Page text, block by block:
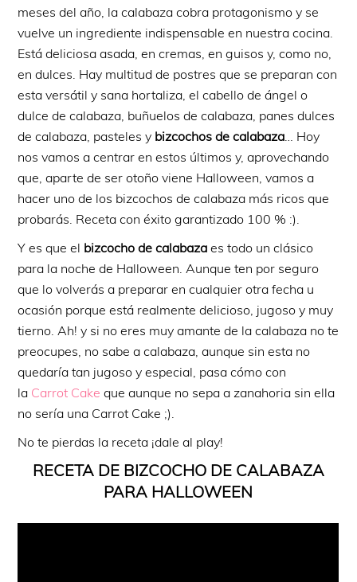
meses del año, la calabaza cobra protagonismo y se
vuelve un ingrediente indispensable en nuestra cocina.
Está deliciosa asada, en cremas, en guisos y, como no,
en dulces. Hay multitud de postres que se preparan con
esta versátil y sana hortaliza, el cabello de ángel o
dulce de calabaza, buñuelos de calabaza, panes dulces
de calabaza, pasteles y bizcochos de calabaza … Hoy
nos vamos a centrar en estos últimos y, aprovechando
que, aparte de ser otoño viene Halloween, vamos a
hacer uno de los bizcochos de calabaza más ricos que
probarás. Receta con éxito garantizado 100 % :).
Y es que el bizcocho de calabaza es todo un clásico
para la noche de Halloween. Aunque ten por seguro
que lo volverás a preparar en cualquier otra fecha u
ocasión porque está realmente delicioso, jugoso y muy
tierno. Ah! y si no eres muy amante de la calabaza no te
preocupes, no sabe a calabaza, aunque sin esta no
quedaría tan jugoso y especial, pasa cómo con
la Carrot Cake que aunque no sepa a zanahoria sin ella
no sería una Carrot Cake ;).
No te pierdas la receta ¡dale al play!
RECETA DE BIZCOCHO DE CALABAZA
PARA HALLOWEEN